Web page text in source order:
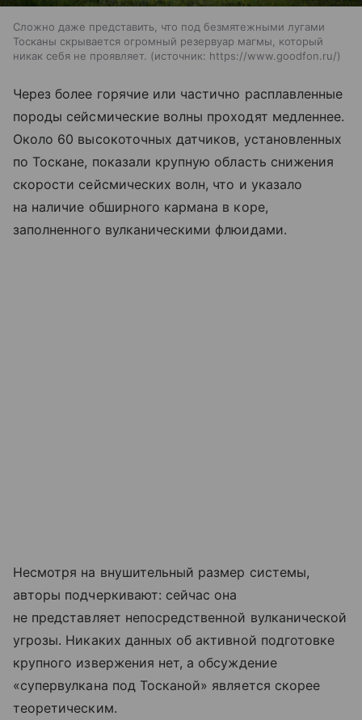
Сложно даже представить, что под безмятежными лугами
Тосканы скрывается огромный резервуар магмы, который
никак себя не проявляет.
источник: https://www.goodfon.ru/
Через более горячие или частично расплавленные
породы сейсмические волны проходят медленнее.
Около 60 высокоточных датчиков, установленных
по Тоскане, показали крупную область снижения
скорости сейсмических волн, что и указало
на наличие обширного кармана в коре,
заполненного вулканическими флюидами.
Несмотря на внушительный размер системы,
авторы подчеркивают: сейчас она
не представляет непосредственной вулканической
угрозы. Никаких данных об активной подготовке
крупного извержения нет, а обсуждение
«супервулкана под Тосканой» является скорее
теоретическим.